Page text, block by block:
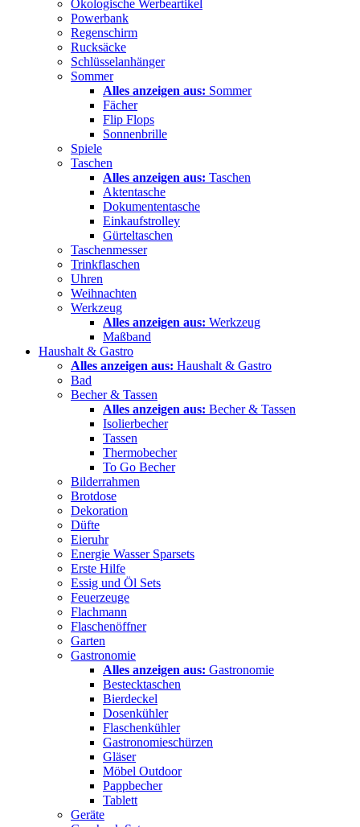
Ökologische Werbeartikel
Powerbank
Regenschirm
Rucksäcke
Schlüsselanhänger
Sommer
Alles anzeigen aus: Sommer
Fächer
Flip Flops
Sonnenbrille
Spiele
Taschen
Alles anzeigen aus: Taschen
Aktentasche
Dokumententasche
Einkaufstrolley
Gürteltaschen
Taschenmesser
Trinkflaschen
Uhren
Weihnachten
Werkzeug
Alles anzeigen aus: Werkzeug
Maßband
Haushalt & Gastro
Alles anzeigen aus: Haushalt & Gastro
Bad
Becher & Tassen
Alles anzeigen aus: Becher & Tassen
Isolierbecher
Tassen
Thermobecher
To Go Becher
Bilderrahmen
Brotdose
Dekoration
Düfte
Eieruhr
Energie Wasser Sparsets
Erste Hilfe
Essig und Öl Sets
Feuerzeuge
Flachmann
Flaschenöffner
Garten
Gastronomie
Alles anzeigen aus: Gastronomie
Bestecktaschen
Bierdeckel
Dosenkühler
Flaschenkühler
Gastronomieschürzen
Gläser
Möbel Outdoor
Pappbecher
Tablett
Geräte